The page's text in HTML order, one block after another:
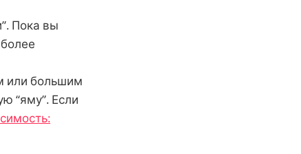
Пока вы
или большим
“яму”. Если